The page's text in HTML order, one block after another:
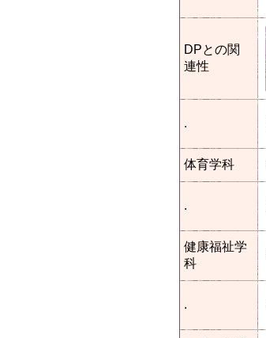
DPとの関
連性
.
体育学科
.
健康福祉学
科
.